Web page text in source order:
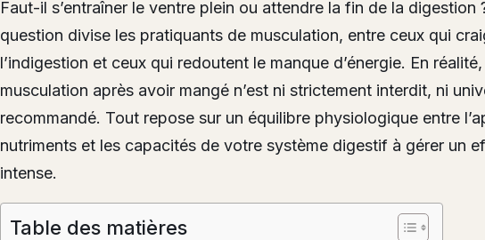
Faut-il s’entraîner le ventre plein ou attendre la fin de la digestion
question divise les pratiquants de musculation, entre ceux qui
l’indigestion et ceux qui redoutent le manque d’énergie. En
musculation après avoir mangé n’est ni strictement interdit, ni
recommandé. Tout repose sur un équilibre physiologique entre
nutriments et les capacités de votre système digestif à gérer un
intense.
Table des matières